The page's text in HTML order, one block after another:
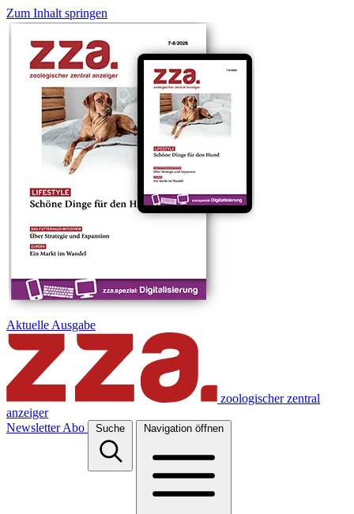
Zum Inhalt springen
Aktuelle Ausgabe
zoologischer zentral
anzeiger
Newsletter Abo Suche Navigation öffnen